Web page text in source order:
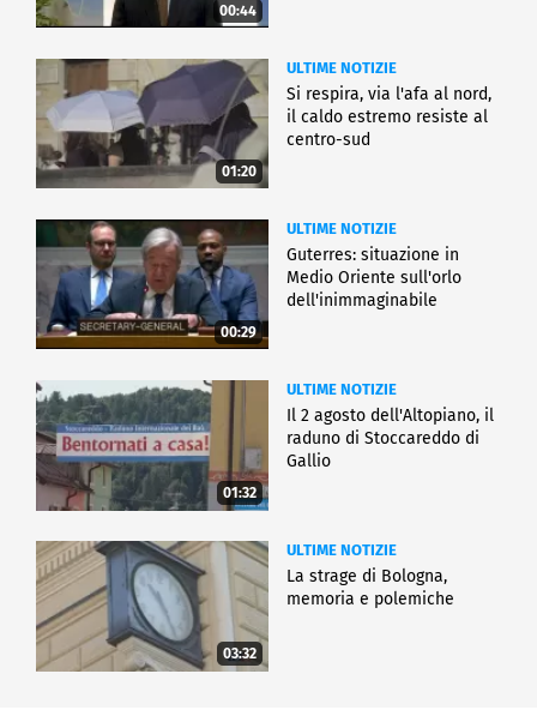
00:44
01:20
ULTIME NOTIZIE
Si respira, via l'afa al nord,
il caldo estremo resiste al
centro-sud
00:29
ULTIME NOTIZIE
Guterres: situazione in
Medio Oriente sull'orlo
dell'inimmaginabile
01:32
ULTIME NOTIZIE
Il 2 agosto dell'Altopiano, il
raduno di Stoccareddo di
Gallio
03:32
ULTIME NOTIZIE
La strage di Bologna,
memoria e polemiche